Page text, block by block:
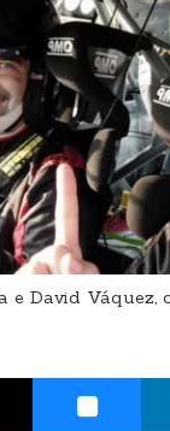
e David Váquez,